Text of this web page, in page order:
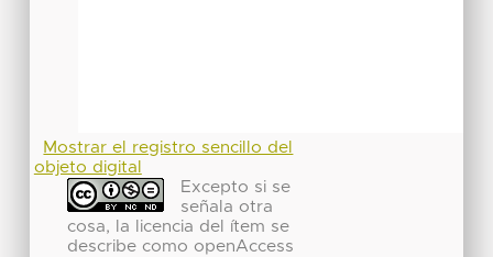
Mostrar el registro sencillo del
objeto digital
Excepto si se
señala otra
cosa, la licencia del ítem se
describe como openAccess